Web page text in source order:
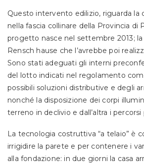
Questo intervento edilizio, riguarda la
nella fascia collinare della Provincia di
progetto nasce nel settembre 2013;
Rensch hause che l’avrebbe poi
Sono stati adeguati gli interni
del lotto indicati nel regolamento
possibili soluzioni distributive e degli
nonché la disposizione dei corpi
terreno in declivio e dall’altra i
La tecnologia costruttiva “a telaio” è
irrigidire la parete e per contenere i
alla fondazione: in due giorni la casa